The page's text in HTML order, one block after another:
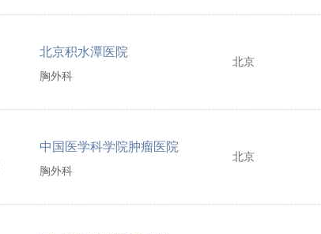
北京积水潭医院
胸外科
北京
中国医学科学院肿瘤医院
胸外科
北京